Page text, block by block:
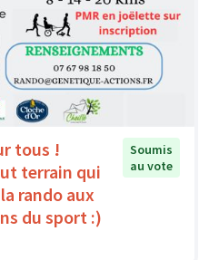
tous !
terrain qui
rando aux
du sport :)
Soumis
au vote